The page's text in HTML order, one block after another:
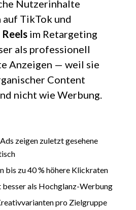
Nutzerinhalte
TikTok und
im Retargeting
als professionell
Anzeigen — weil sie
Content
nicht wie Werbung.
zeigen zuletzt gesehene
bis zu 40 % höhere Klickraten
als Hochglanz-Werbung
pro Zielgruppe